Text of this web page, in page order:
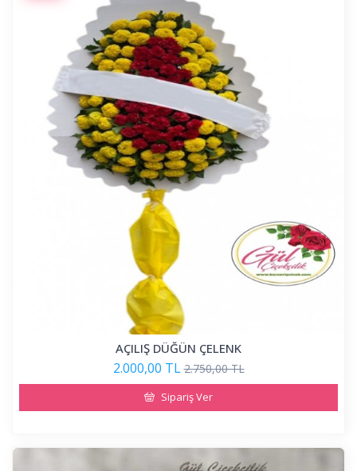
AÇILIŞ DÜĞÜN ÇELENK
2.000,00 TL 2.750,00 TL
Sipariş Ver